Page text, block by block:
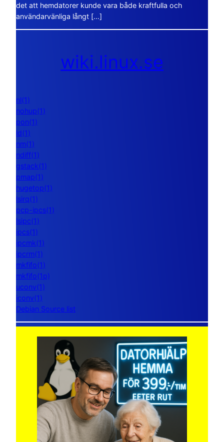
det att hemdatorer kunde vara både kraftfulla och
användarvänliga långt […]
wiki.linux.se
nl(1)
nohup(1)
pon(1)
ld(1)
nm(1)
ndiff(1)
gstack(1)
pmap(1)
hugetop(1)
lsirq(1)
pcp-ipcs(1)
lsipc(1)
ipcs(1)
ipcmk(1)
ipcrm(1)
mkfifo(1)
mkfifo(1p)
uconv(1)
iconv(1)
Debian Source list